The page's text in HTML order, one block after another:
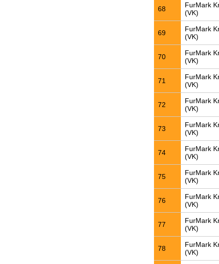
68
FurMark
(VK)
69
FurMark
(VK)
70
FurMark
(VK)
71
FurMark
(VK)
72
FurMark
(VK)
73
FurMark
(VK)
74
FurMark
(VK)
75
FurMark
(VK)
76
FurMark
(VK)
77
FurMark
(VK)
78
FurMark
(VK)